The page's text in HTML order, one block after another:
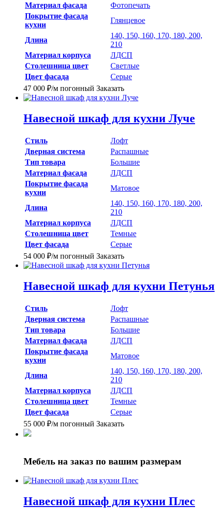
Материал фасада
Фотопечать
Покрытие фасада
кухни
Глянцевое
Длина
140, 150, 160, 170, 180, 200,
210
Материал корпуса
ЛДСП
Столешница цвет
Светлые
Цвет фасада
Серые
47 000 ₽/м погонный Заказать
Навесной шкаф для кухни Луче
Стиль
Лофт
Дверная система
Распашные
Тип товара
Большие
Материал фасада
ЛДСП
Покрытие фасада
кухни
Матовое
Длина
140, 150, 160, 170, 180, 200,
210
Материал корпуса
ЛДСП
Столешница цвет
Темные
Цвет фасада
Серые
54 000 ₽/м погонный Заказать
Навесной шкаф для кухни Петунья
Стиль
Лофт
Дверная система
Распашные
Тип товара
Большие
Материал фасада
ЛДСП
Покрытие фасада
кухни
Матовое
Длина
140, 150, 160, 170, 180, 200,
210
Материал корпуса
ЛДСП
Столешница цвет
Темные
Цвет фасада
Серые
55 000 ₽/м погонный Заказать
Мебель на заказ по вашим размерам
Навесной шкаф для кухни Плес